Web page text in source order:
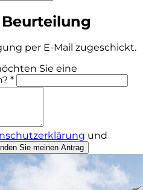
per E-Mail zugeschickt.
Sie eine
*
und
Sie meinen Antrag